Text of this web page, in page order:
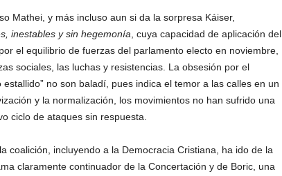
Mathei, y más incluso aun si da la sorpresa Káiser,
inestables y sin hegemonía , cuya capacidad de aplicación del
el equilibrio de fuerzas del parlamento electo en noviembre,
sociales, las luchas y resistencias. La obsesión por el
no son baladí, pues indica el temor a las calles en un
y la normalización, los movimientos no han sufrido una
ciclo de ataques sin respuesta.
coalición, incluyendo a la Democracia Cristiana, ha ido de la
claramente continuador de la Concertación y de Boric, una